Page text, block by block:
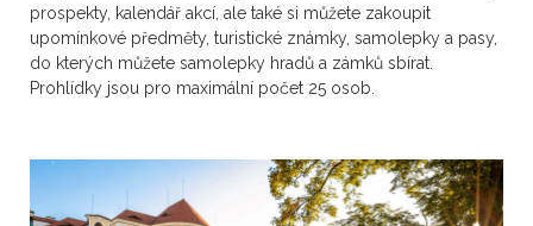
prospekty, kalendář akcí, ale také si můžete zakoupit
upomínkové předměty, turistické známky, samolepky a pasy,
do kterých můžete samolepky hradů a zámků sbírat.
Prohlídky jsou pro maximální počet 25 osob.